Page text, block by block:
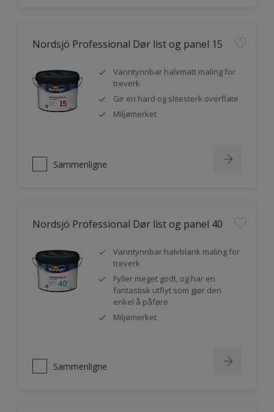
Nordsjö Professional Dør list og panel 15
Vanntynnbar halvmatt maling for
treverk
Gir en hard og slitesterk overflate
Miljømerket
Sammenligne
Nordsjö Professional Dør list og panel 40
Vanntynnbar halvblank maling for
treverk
Fyller meget godt, og har en
fantastisk utflyt som gjør den
enkel å påføre
Miljømerket
Sammenligne